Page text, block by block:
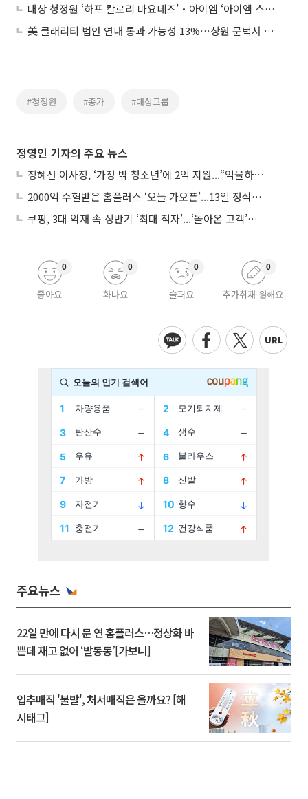
대상 청정원 ‘하프 칼로리 마요네즈’‧아이엠 ‘아이엠 스칼프샷’ 외
美 클래리티 법안 연내 통과 가능성 13%…상원 문턱서 제동
#청정원 #종가 #대상그룹
정영인 기자의 주요 뉴스
장혜선 이사장, ‘가정 밖 청소년’에 2억 지원...“억울하고 아파도 단단해지길”
2000억 수혈받은 홈플러스 ‘오늘 가오픈’...13일 정식 개장 시험대
쿠팡, 3대 악재 속 상반기 ‘최대 적자’...‘돌아온 고객’에 수익성 반등 주목
좋아요
0
화나요
0
슬퍼요
0
추가취재 원해요
0
주요뉴스
22일 만에 다시 문 연 홈플러스…정상화 바
쁜데 재고 없어 ‘발동동’[가보니]
입추매직 '불발', 처서매직은 올까요? [해
시태그]